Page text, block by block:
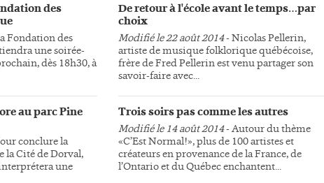
des
Fondation des
une soirée-
dès 18h30, à
au parc Pine
conclure la
la Cité de Dorval,
une
De retour à l'école avant le temps…par
choix
Modifié le 22 août 2014- Nicolas Pellerin,
artiste de musique folklorique québécoise,
frère de Fred Pellerin est venu partager son
savoir-faire avec...
Trois soirs pas comme les autres
Modifié le 14 août 2014- Autour du thème
«C’Est Normal!», plus de 100 artistes et
créateurs en provenance de la France, de
l’Ontario et du Québec enchantent...